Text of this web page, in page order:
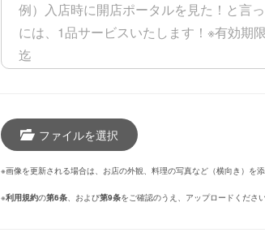
ファイルを選択
※画像を更新される場合は、お店の外観、料理の写真など（横向き）を
※利用規約の第6条、および第9条をご確認のうえ、アップロードくださ